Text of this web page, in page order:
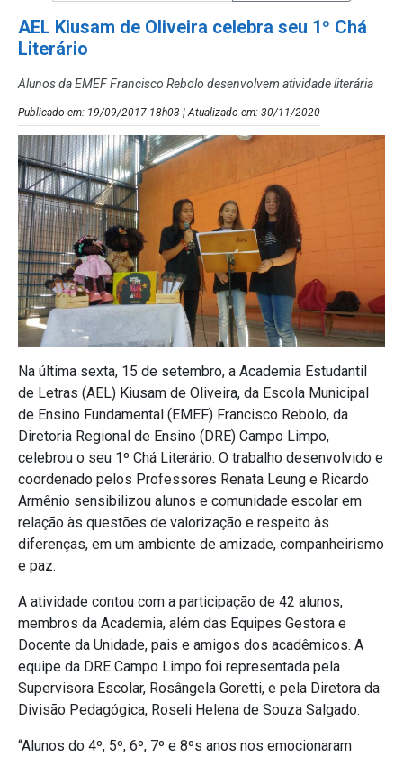
AEL Kiusam de Oliveira celebra seu 1º Chá
Literário
Alunos da EMEF Francisco Rebolo desenvolvem atividade literária
Publicado em: 19/09/2017 18h03 | Atualizado em: 30/11/2020
Na última sexta, 15 de setembro, a Academia Estudantil
de Letras (AEL) Kiusam de Oliveira, da Escola Municipal
de Ensino Fundamental (EMEF) Francisco Rebolo, da
Diretoria Regional de Ensino (DRE) Campo Limpo,
celebrou o seu 1º Chá Literário. O trabalho desenvolvido e
coordenado pelos Professores Renata Leung e Ricardo
Armênio sensibilizou alunos e comunidade escolar em
relação às questões de valorização e respeito às
diferenças, em um ambiente de amizade, companheirismo
e paz.
A atividade contou com a participação de 42 alunos,
membros da Academia, além das Equipes Gestora e
Docente da Unidade, pais e amigos dos acadêmicos. A
equipe da DRE Campo Limpo foi representada pela
Supervisora Escolar, Rosângela Goretti, e pela Diretora da
Divisão Pedagógica, Roseli Helena de Souza Salgado.
“Alunos do 4º, 5º, 6º, 7º e 8ºs anos nos emocionaram